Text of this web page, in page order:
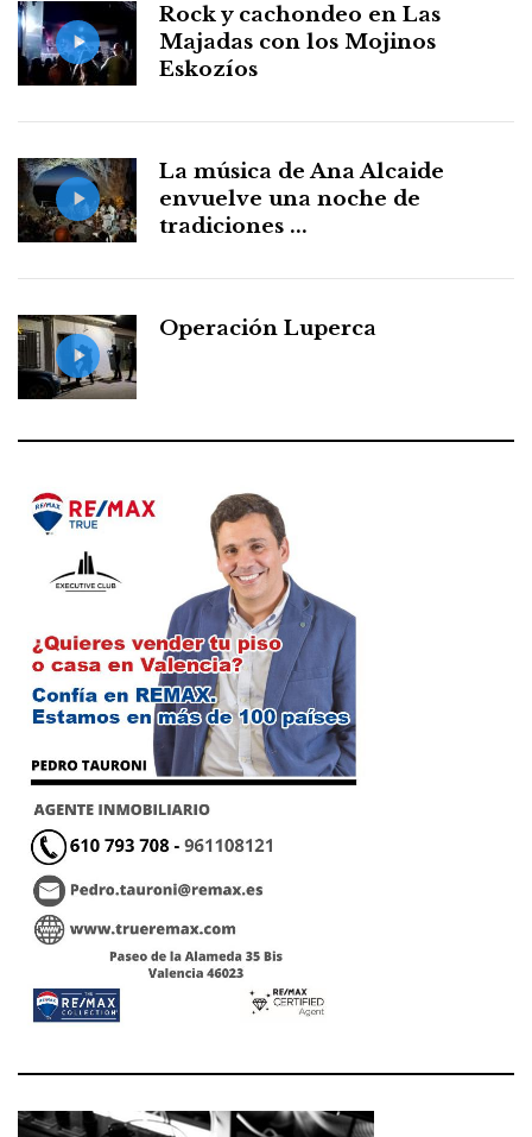
Rock y cachondeo en Las
Majadas con los Mojinos
Eskozíos
La música de Ana Alcaide
envuelve una noche de
tradiciones ...
Operación Luperca